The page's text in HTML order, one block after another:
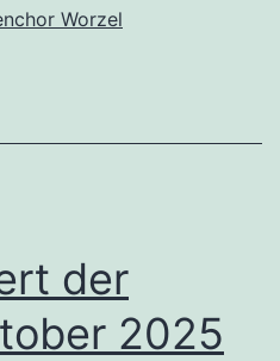
Worzel
der
2025